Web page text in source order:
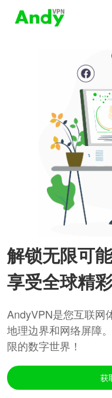
解锁无限可能
享受全球精彩
AndyVPN是您互联网
地理边界和网络屏障
限的数字世界！
获